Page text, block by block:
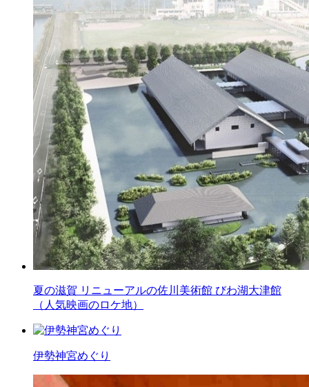
夏の滋賀 リニューアルの佐川美術館 びわ湖大津館
（人気映画のロケ地）
伊勢神宮めぐり